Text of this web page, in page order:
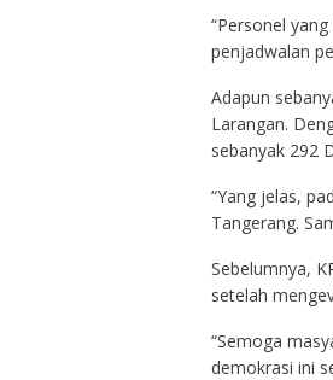
“Personel
penjadwalan
Adapun
Larangan.
sebanyak 292
“Yang jelas,
Tangerang.
Sebelumnya,
setelah
“Semoga
demokrasi ini